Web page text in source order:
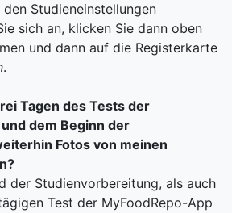
Studieneinstellungen
sich an, klicken Sie dann oben
und dann auf die Registerkarte
.
Tagen des Tests der
dem Beginn der
Fotos von meinen
der Studienvorbereitung, als auch
Test der MyFoodRepo-App